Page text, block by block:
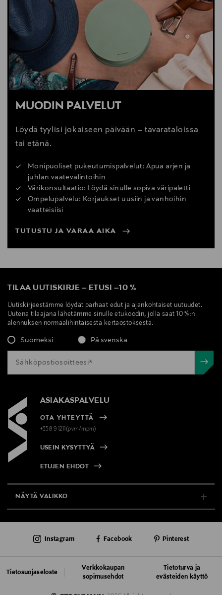
MUODIN PALVELUT
Löydä tyylisi jokaiseen päivään – tavarataloissa
tai etänä.
Monipuoliset pukeutumispalvelut: Apua arjen ja
juhlan vaatevalintoihin
Värikonsultaatio: Löydä sinulle sopiva väripaletti
Ompelupalvelu: Korjaukset uusiin ja vanhoihin
vaatteisiisi
TUTUSTU JA VARAA AIKA
TILAA UUTISKIRJE – ETUSI –10 %
Uutiskirjeestämme löydät parhaat edut ja ajankohtaiset uutuudet.
Uutena tilaajana lähetämme sinulle etukoodin, jolla saat 10 %:n
alennuksen normaalihintaisesta kertaostoksesta.
Suomeksi På svenska
ASIAKASPALVELU
OTA YHTEYTTÄ
+358 9 1211(pvm/mpm)
USEIN KYSYTTYÄ
ETUJEN EHDOT
NÄYTÄ VALIKKO
AJANKOHTAISTA
Tietosuojaseloste
Verkkokaupan
sopimusehdot
Tietoturva ja
evästeiden käyttö
Instagram Facebook Pinterest